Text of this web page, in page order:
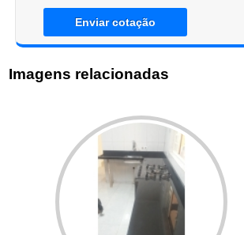
Enviar cotação
Imagens relacionadas